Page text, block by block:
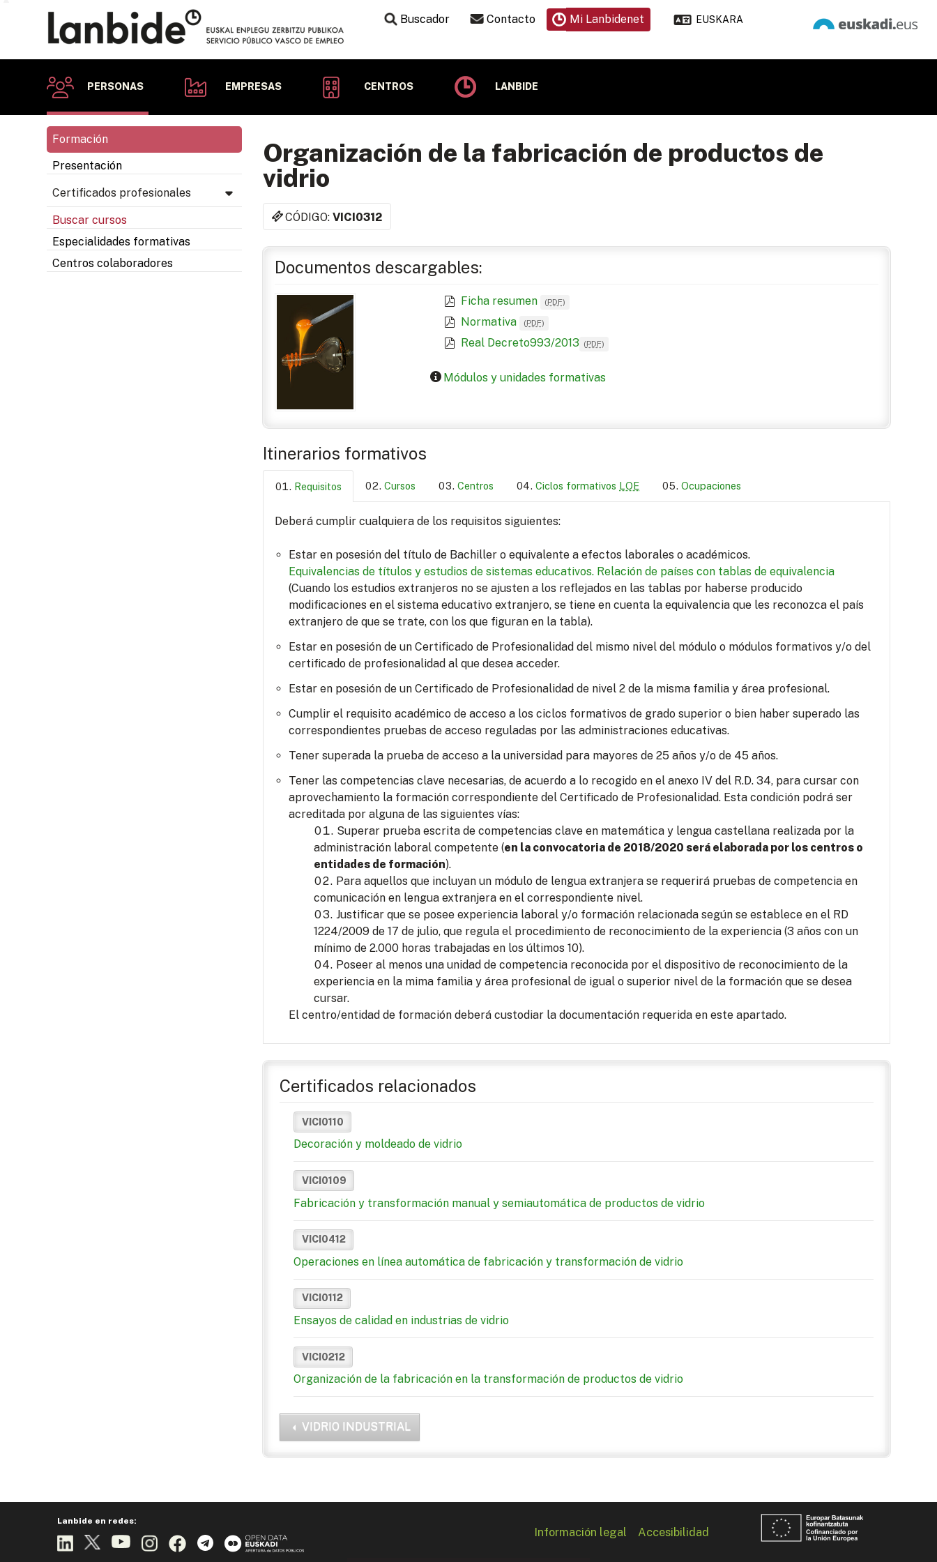
Buscador Contacto Mi Lanbidenet EUSKARA
PERSONAS EMPRESAS CENTROS LANBIDE
Formación
Presentación
Certificados profesionales
Buscar cursos
Especialidades formativas
Centros colaboradores
Organización de la fabricación de productos de
vidrio
CÓDIGO:VICI0312
Documentos descargables:
Ficha resumen (PDF)
Normativa (PDF)
Real Decreto993/2013 (PDF)
Módulos y unidades formativas
Itinerarios formativos
Requisitos Cursos Centros Ciclos formativos LOE Ocupaciones
Deberá cumplir cualquiera de los requisitos siguientes:
Estar en posesión del título de Bachiller o equivalente a efectos laborales o académicos.
Equivalencias de títulos y estudios de sistemas educativos. Relación de países con tablas de equivalencia
(Cuando los estudios extranjeros no se ajusten a los reflejados en las tablas por haberse producido
modificaciones en el sistema educativo extranjero, se tiene en cuenta la equivalencia que les reconozca el país
extranjero de que se trate, con los que figuran en la tabla).
Estar en posesión de un Certificado de Profesionalidad del mismo nivel del módulo o módulos formativos y/o del
certificado de profesionalidad al que desea acceder.
Estar en posesión de un Certificado de Profesionalidad de nivel 2 de la misma familia y área profesional.
Cumplir el requisito académico de acceso a los ciclos formativos de grado superior o bien haber superado las
correspondientes pruebas de acceso reguladas por las administraciones educativas.
Tener superada la prueba de acceso a la universidad para mayores de 25 años y/o de 45 años.
Tener las competencias clave necesarias, de acuerdo a lo recogido en el anexo IV del R.D. 34, para cursar con
aprovechamiento la formación correspondiente del Certificado de Profesionalidad. Esta condición podrá ser
acreditada por alguna de las siguientes vías:
Superar prueba escrita de competencias clave en matemática y lengua castellana realizada por la
administración laboral competente (en la convocatoria de 2018/2020 será elaborada por los centros o
entidades de formación).
Para aquellos que incluyan un módulo de lengua extranjera se requerirá pruebas de competencia en
comunicación en lengua extranjera en el correspondiente nivel.
Justificar que se posee experiencia laboral y/o formación relacionada según se establece en el RD
1224/2009 de 17 de julio, que regula el procedimiento de reconocimiento de la experiencia (3 años con un
mínimo de 2.000 horas trabajadas en los últimos 10).
Poseer al menos una unidad de competencia reconocida por el dispositivo de reconocimiento de la
experiencia en la mima familia y área profesional de igual o superior nivel de la formación que se desea
cursar.
El centro/entidad de formación deberá custodiar la documentación requerida en este apartado.
Certificados relacionados
VICI0110
Decoración y moldeado de vidrio
VICI0109
Fabricación y transformación manual y semiautomática de productos de vidrio
VICI0412
Operaciones en línea automática de fabricación y transformación de vidrio
VICI0112
Ensayos de calidad en industrias de vidrio
VICI0212
Organización de la fabricación en la transformación de productos de vidrio
VIDRIO INDUSTRIAL
Lanbide en redes:
Información legal Accesibilidad